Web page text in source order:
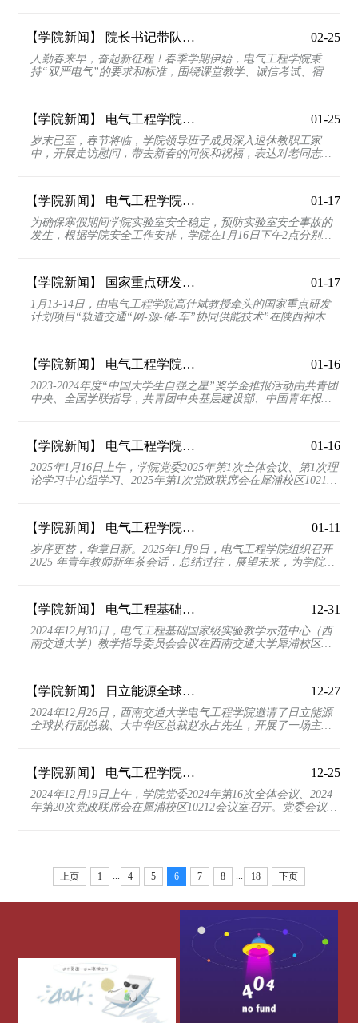
【学院新闻】 院长书记带队检查新学期教学情况 02-25
人勤春来早，奋起新征程！春季学期伊始，电气工程学院秉
持“双严电气”的要求和标准，围绕课堂教学、诚信考试、宿舍
【学院新闻】 电气工程学院领导班子成员探望慰问退休教职工 01-25
岁末已至，春节将临，学院领导班子成员深入退休教职工家
中，开展走访慰问，带去新春的问候和祝福，表达对老同志们
【学院新闻】 电气工程学院开展寒假前实验室安全检查 01-17
为确保寒假期间学院实验室安全稳定，预防实验室安全事故的
发生，根据学院安全工作安排，学院在1月16日下午2点分别对
【学院新闻】 国家重点研发计划项目“轨道交通‘网-源-储-车’协同供能技术”完成课题绩效评价 01-17
1月13-14日，由电气工程学院高仕斌教授牵头的国家重点研发
计划项目“轨道交通“网-源-储-车”协同供能技术”在陕西神木完
【学院新闻】 电气工程学院师生团队首次荣获“中国大学生自强之星”科创团体！ 01-16
2023-2024年度“中国大学生自强之星”奖学金推报活动由共青团
中央、全国学联指导，共青团中央基层建设部、中国青年报
【学院新闻】 电气工程学院召开2025年第1次党委全体会议和2025年第1次党政联席会议 01-16
2025年1月16日上午，学院党委2025年第1次全体会议、第1次理
论学习中心组学习、2025年第1次党政联席会在犀浦校区10212
【学院新闻】 电气工程学院举行2025年青年教师新年茶话会 01-11
岁序更替，华章日新。2025年1月9日，电气工程学院组织召开
2025 年青年教师新年茶会话，总结过往，展望未来，为学院新
【学院新闻】 电气工程基础国家级实验教学示范中心（西南交通大学） 教学指导委员会会议顺利召开 12-31
2024年12月30日，电气工程基础国家级实验教学示范中心（西
南交通大学）教学指导委员会会议在西南交通大学犀浦校区电
【学院新闻】 日立能源全球执行副总裁赵永占做学术报告：双碳目标下的电气化美好未来 12-27
2024年12月26日，西南交通大学电气工程学院邀请了日立能源
全球执行副总裁、大中华区总裁赵永占先生，开展了一场主题
【学院新闻】 电气工程学院召开2024年第16次党委全体会议和2024年第20次党政联席会议 12-25
2024年12月19日上午，学院党委2024年第16次全体会议、2024
年第20次党政联席会在犀浦校区10212会议室召开。党委会议由
上页 1 4 5 6 7 8 18 下页